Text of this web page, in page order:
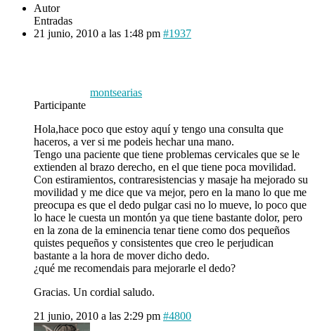
Autor
Entradas
21 junio, 2010 a las 1:48 pm #1937
montsearias
Participante
Hola,hace poco que estoy aquí y tengo una consulta que
haceros, a ver si me podeis hechar una mano.
Tengo una paciente que tiene problemas cervicales que se le
extienden al brazo derecho, en el que tiene poca movilidad.
Con estiramientos, contraresistencias y masaje ha mejorado su
movilidad y me dice que va mejor, pero en la mano lo que me
preocupa es que el dedo pulgar casi no lo mueve, lo poco que
lo hace le cuesta un montón ya que tiene bastante dolor, pero
en la zona de la eminencia tenar tiene como dos pequeños
quistes pequeños y consistentes que creo le perjudican
bastante a la hora de mover dicho dedo.
¿qué me recomendais para mejorarle el dedo?
Gracias. Un cordial saludo.
21 junio, 2010 a las 2:29 pm #4800